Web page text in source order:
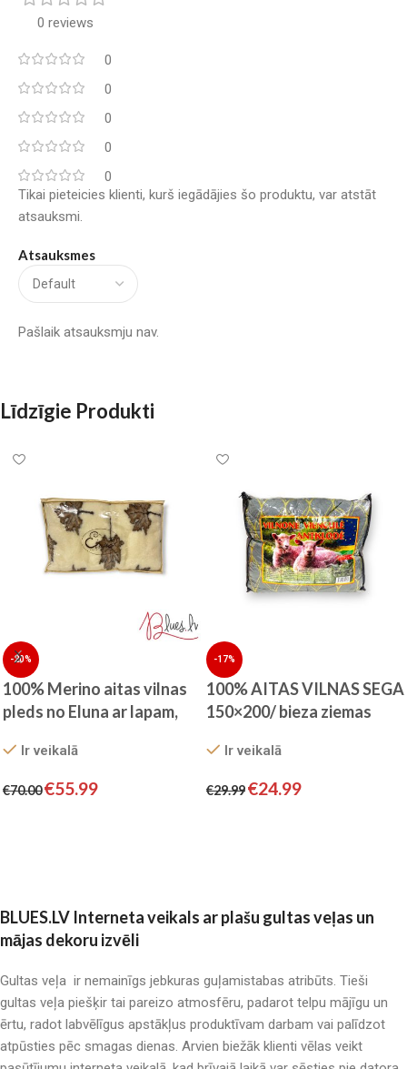
0 reviews
0
0
0
0
0
Atsauksmes
Pašlaik atsauksmju nav.
Tikai pieteicies klienti, kurš iegādājies šo produktu, var atstāt
atsauksmi.
Līdzīgie Produkti
-20%
100% Merino aitas vilnas
pleds no Eluna ar lapam,
Ir veikalā
€70.00€55.99
-17%
100% AITAS VILNAS SEGA
150×200/ bieza ziemas
Ir veikalā
€29.99€24.99
BLUES.LV Interneta veikals ar plašu gultas veļas un
mājas dekoru izvēli
Gultas veļa ir nemainīgs jebkuras guļamistabas atribūts. Tieši
gultas veļa piešķir tai pareizo atmosfēru, padarot telpu mājīgu un
ērtu, radot labvēlīgus apstākļus produktīvam darbam vai palīdzot
atpūsties pēc smagas dienas. Arvien biežāk klienti vēlas veikt